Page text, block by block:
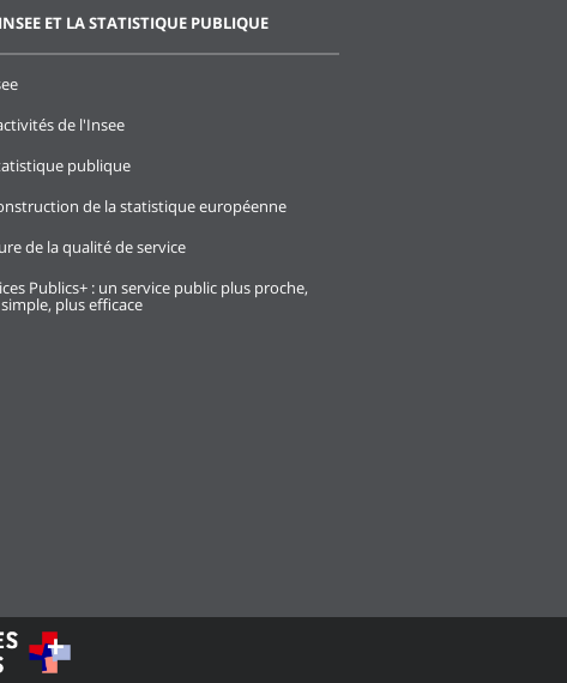
ET LA STATISTIQUE PUBLIQUE
de l'Insee
publique
de la statistique européenne
de la qualité de service
Publics+ : un service public plus proche,
plus efficace